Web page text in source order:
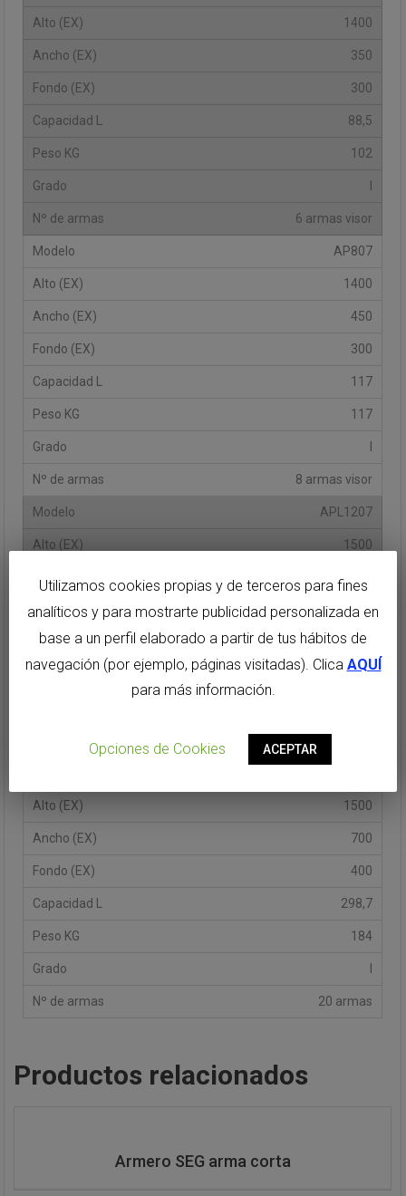
1400
350
300
88,5
102
6 armas visor
AP807
1400
450
300
117
117
8 armas visor
APL1207
1500
300
202,4
168
12 armas visor
1500
700
400
298,7
184
20 armas
Productos relacionados
Armero SEG arma corta
Utilizamos cookies propias y de terceros para fines
analíticos y para mostrarte publicidad personalizada en
base a un perfil elaborado a partir de tus hábitos de
navegación (por ejemplo, páginas visitadas). Clica AQUÍ
para más información.
Opciones de Cookies ACEPTAR